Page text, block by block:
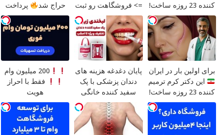
کننده 23 روزه ساخت!
=> فروشگاهت رو ثبت
کن
حراج شد
پرداخت
درب منزل
برای اولین بار در ایران
این دکتر کرم ترمیم
کننده 23 روزه ساخت!
پایان دغدغه هزینه های
دندان پزشکی با پک
سفید کننده خانگی
200 میلیون وام
فقط با احراز
هویت